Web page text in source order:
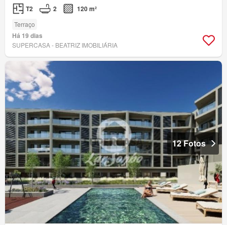
T2 2 120 m²
Terraço
Há 19 dias
SUPERCASA - BEATRIZ IMOBILIÁRIA
12 Fotos